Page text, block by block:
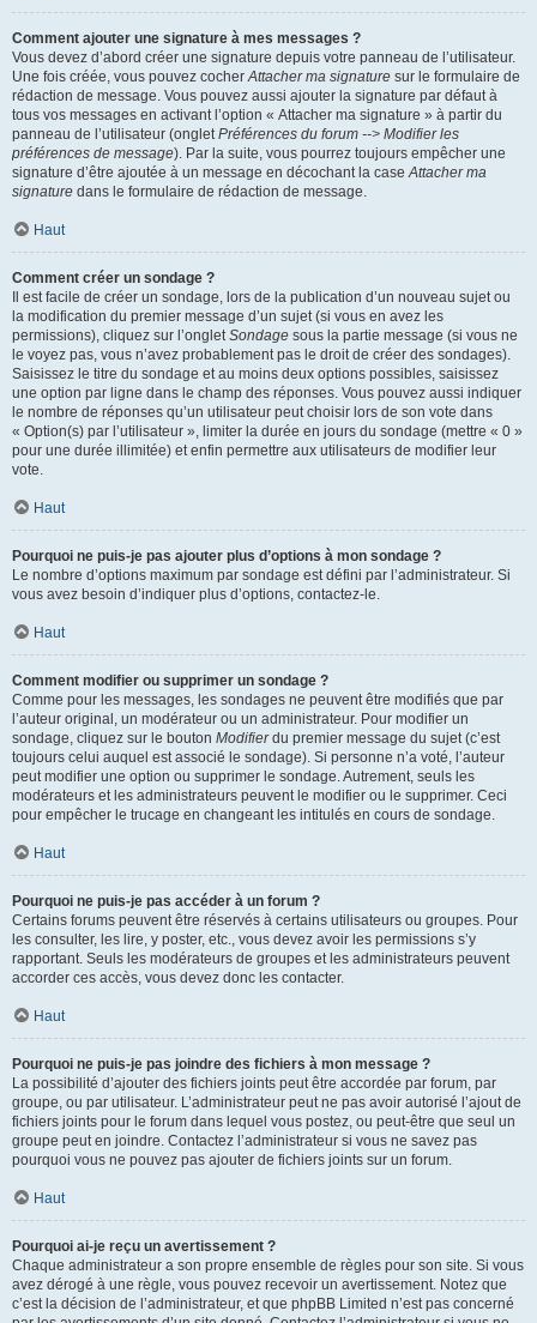
Comment ajouter une signature à mes messages ?
Vous devez d’abord créer une signature depuis votre panneau de l’utilisateur.
Une fois créée, vous pouvez cocherAttacher ma signature sur le formulaire de
rédaction de message. Vous pouvez aussi ajouter la signature par défaut à
tous vos messages en activant l’option « Attacher ma signature » à partir du
panneau de l’utilisateur (ongletPréférences du forum --> Modifier les
préférences de message). Par la suite, vous pourrez toujours empêcher une
signature d’être ajoutée à un message en décochant la caseAttacher ma
signature dans le formulaire de rédaction de message.
Haut
Comment créer un sondage ?
Il est facile de créer un sondage, lors de la publication d’un nouveau sujet ou
la modification du premier message d’un sujet (si vous en avez les
permissions), cliquez sur l’ongletSondage sous la partie message (si vous ne
le voyez pas, vous n’avez probablement pas le droit de créer des sondages).
Saisissez le titre du sondage et au moins deux options possibles, saisissez
une option par ligne dans le champ des réponses. Vous pouvez aussi indiquer
le nombre de réponses qu’un utilisateur peut choisir lors de son vote dans
« Option(s) par l’utilisateur », limiter la durée en jours du sondage (mettre « 0 »
pour une durée illimitée) et enfin permettre aux utilisateurs de modifier leur
vote.
Haut
Pourquoi ne puis-je pas ajouter plus d’options à mon sondage ?
Le nombre d’options maximum par sondage est défini par l’administrateur. Si
vous avez besoin d’indiquer plus d’options, contactez-le.
Haut
Comment modifier ou supprimer un sondage ?
Comme pour les messages, les sondages ne peuvent être modifiés que par
l’auteur original, un modérateur ou un administrateur. Pour modifier un
sondage, cliquez sur le bouton Modifierdu premier message du sujet (c’est
toujours celui auquel est associé le sondage). Si personne n’a voté, l’auteur
peut modifier une option ou supprimer le sondage. Autrement, seuls les
modérateurs et les administrateurs peuvent le modifier ou le supprimer. Ceci
pour empêcher le trucage en changeant les intitulés en cours de sondage.
Haut
Pourquoi ne puis-je pas accéder à un forum ?
Certains forums peuvent être réservés à certains utilisateurs ou groupes. Pour
les consulter, les lire, y poster, etc., vous devez avoir les permissions s’y
rapportant. Seuls les modérateurs de groupes et les administrateurs peuvent
accorder ces accès, vous devez donc les contacter.
Haut
Pourquoi ne puis-je pas joindre des fichiers à mon message ?
La possibilité d’ajouter des fichiers joints peut être accordée par forum, par
groupe, ou par utilisateur. L’administrateur peut ne pas avoir autorisé l’ajout de
fichiers joints pour le forum dans lequel vous postez, ou peut-être que seul un
groupe peut en joindre. Contactez l’administrateur si vous ne savez pas
pourquoi vous ne pouvez pas ajouter de fichiers joints sur un forum.
Haut
Pourquoi ai-je reçu un avertissement ?
Chaque administrateur a son propre ensemble de règles pour son site. Si vous
avez dérogé à une règle, vous pouvez recevoir un avertissement. Notez que
c’est la décision de l’administrateur, et que phpBB Limited n’est pas concerné